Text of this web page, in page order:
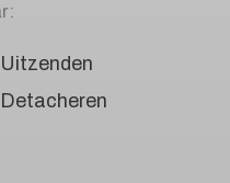
Uitzenden
Detacheren